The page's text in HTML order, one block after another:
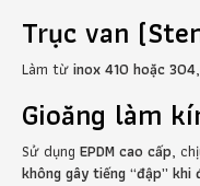
Trục van
Làm từinox 410 hoặc 304
Gioăng làm
Sử dụng EPDM cao cấp,
không gây tiếng “đập” khi